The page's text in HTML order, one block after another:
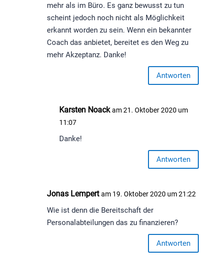
mehr als im Büro. Es ganz bewusst zu tun
scheint jedoch noch nicht als Möglichkeit
erkannt worden zu sein. Wenn ein bekannter
Coach das anbietet, bereitet es den Weg zu
mehr Akzeptanz. Danke!
Antworten
Karsten Noack am 21. Oktober 2020 um
11:07
Danke!
Antworten
Jonas Lempert am 19. Oktober 2020 um 21:22
Wie ist denn die Bereitschaft der
Personalabteilungen das zu finanzieren?
Antworten